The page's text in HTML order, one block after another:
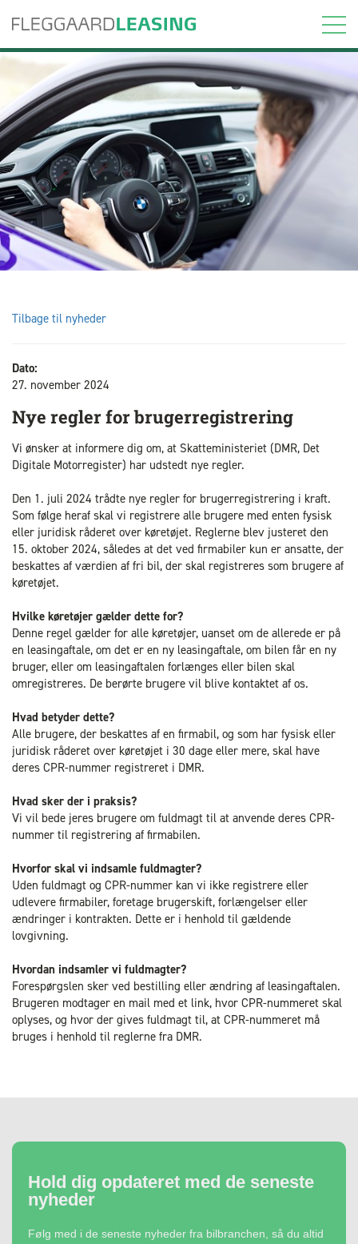
Tilbage til nyheder
Dato:
27. november 2024
Nye regler for brugerregistrering
Vi ønsker at informere dig om, at Skatteministeriet (DMR, Det
Digitale Motorregister) har udstedt nye regler.
Den 1. juli 2024 trådte nye regler for brugerregistrering i kraft.
Som følge heraf skal vi registrere alle brugere med enten fysisk
eller juridisk råderet over køretøjet. Reglerne blev justeret den
15. oktober 2024, således at det ved firmabiler kun er ansatte, der
beskattes af værdien af fri bil, der skal registreres som brugere af
køretøjet.
Hvilke køretøjer gælder dette for?
Denne regel gælder for alle køretøjer, uanset om de allerede er på
en leasingaftale, om det er en ny leasingaftale, om bilen får en ny
bruger, eller om leasingaftalen forlænges eller bilen skal
omregistreres. De berørte brugere vil blive kontaktet af os.
Hvad betyder dette?
Alle brugere, der beskattes af en firmabil, og som har fysisk eller
juridisk råderet over køretøjet i 30 dage eller mere, skal have
deres CPR-nummer registreret i DMR.
Hvad sker der i praksis?
Vi vil bede jeres brugere om fuldmagt til at anvende deres CPR-
nummer til registrering af firmabilen.
Hvorfor skal vi indsamle fuldmagter?
Uden fuldmagt og CPR-nummer kan vi ikke registrere eller
udlevere firmabiler, foretage brugerskift, forlængelser eller
ændringer i kontrakten. Dette er i henhold til gældende
lovgivning.
Hvordan indsamler vi fuldmagter?
Forespørgslen sker ved bestilling eller ændring af leasingaftalen.
Brugeren modtager en mail med et link, hvor CPR-nummeret skal
oplyses, og hvor der gives fuldmagt til, at CPR-nummeret må
bruges i henhold til reglerne fra DMR.
Hold dig opdateret med de seneste
nyheder
Følg med i de seneste nyheder fra bilbranchen, så du altid